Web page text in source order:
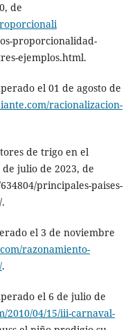
de
proporcionalidad-
ejemplos.html.
el 01 de agosto de
racionalizacion-
de trigo en el
julio de 2023, de
principales-paises-
el 3 de noviembre
razonamiento-
.
el 6 de julio de
2010/04/15/iii-carnaval-